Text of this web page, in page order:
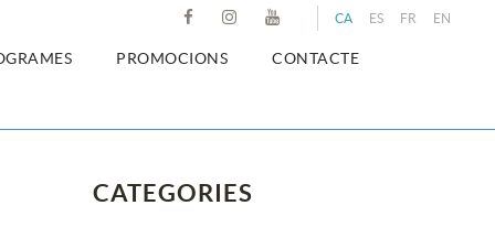
CA ES FR EN
PROMOCIONS CONTACTE
CATEGORIES